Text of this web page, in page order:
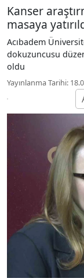
Kanser
masaya
Acıbadem
dokuzuncusu
oldu
Yayınlanma Tarihi: